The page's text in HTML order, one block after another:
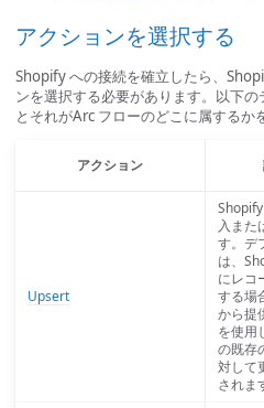
アクションを選択する
Shopify への接続を確立したら、
ンを選択する必要があります。以下
とそれがArc フローのどこに属するか
アクション
Upsert
入また
す。デ
は、
にレコ
する場
から提
を使用
の既存
対して
されま